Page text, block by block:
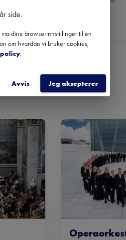
side.
dine browserinnstillinger til en
om hvordan vi bruker cookies,
.
Avvis Jeg aksepterer